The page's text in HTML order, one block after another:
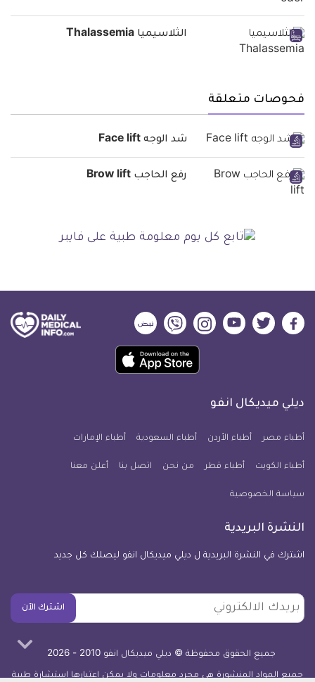
الثلاسيميا Thalassemia
فحوصات متعلقة
شد الوجه Face lift
رفع الحاجب Brow lift
ديلي
فيسبوك
ديلي
تويتر
ديلي
ميديكال
يوتيوب
ديلي
ميديكال
انفو
ديلي
ميديكال
انفو
ديلي
ميديكال
انفو
حمل
تطبيق
معلومة
للآيفون
ديلي ميديكال انفو
أطباء مصر أطباء الأردن أطباء السعودية أطباء الإمارات
أطباء الكويت أطباء قطر من نحن اتصل بنا أعلن معنا
سياسة الخصوصية
النشرة البريدية
اشترك في النشرة البريدية ل ديلي ميديكال انفو ليصلك كل جديد
بريدك
الالكتروني
اشترك الآن
جميع الحقوق محفوظة © ديلي ميديكال انفو 2010 - 2026
جميع المواد المنشورة هي مجرد معلومات ولا يمكن اعتبارها استشارة طبية